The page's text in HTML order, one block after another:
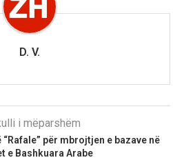
D. V.
i mëparshëm
për mbrojtjen e bazave në
e Bashkuara Arabe